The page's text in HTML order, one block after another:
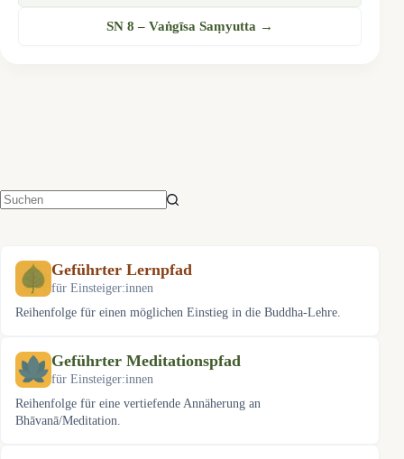
SN 8 – Vaṅgīsa Saṃyutta →
Geführter Lernpfad
für Einsteiger:innen
Reihenfolge für einen möglichen Einstieg in die Buddha-Lehre.
Geführter Meditationspfad
für Einsteiger:innen
Reihenfolge für eine vertiefende Annäherung an
Bhāvanā/Meditation.